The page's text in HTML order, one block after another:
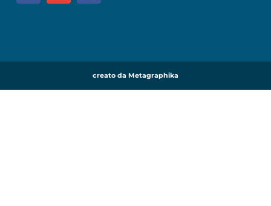
creato da Metagraphika